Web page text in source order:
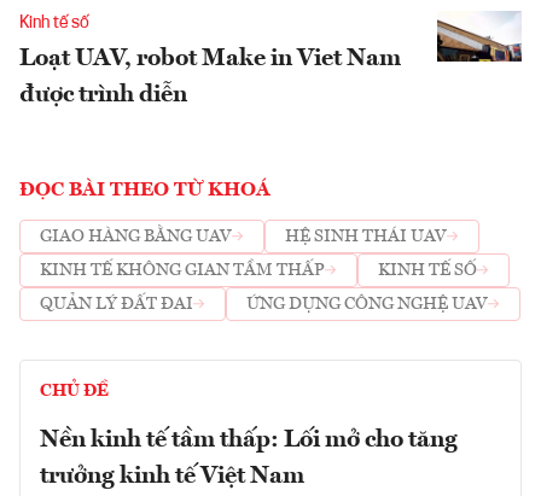
Kinh tế số
Loạt UAV, robot Make in Viet Nam
được trình diễn
ĐỌC BÀI THEO TỪ KHOÁ
GIAO HÀNG BẰNG UAV
HỆ SINH THÁI UAV
KINH TẾ KHÔNG GIAN TẦM THẤP
KINH TẾ SỐ
QUẢN LÝ ĐẤT ĐAI
ỨNG DỤNG CÔNG NGHỆ UAV
CHỦ ĐỀ
Nền kinh tế tầm thấp: Lối mở cho tăng
trưởng kinh tế Việt Nam